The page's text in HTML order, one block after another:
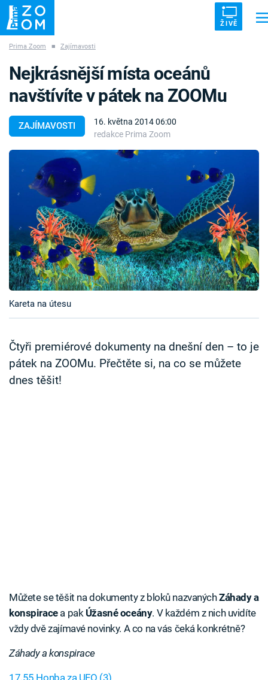
ŽIVĚ
VETŘELCI DÁVNOVĚKU
Témata
Témata
Pořady
TV Program
Časopis
Sledujte prima+
Přihlášení
Prima Zoom ■ Zajímavosti
ZAJÍMAVOSTI
16. května 2014 06:00
redakce Prima Zoom
Nejkrásnější místa oceánů
navštívíte v pátek na ZOOMu
Kareta na útesu
Čtyři premiérové dokumenty na dnešní den – to je
pátek na ZOOMu. Přečtěte si, na co se můžete
dnes těšit!
Můžete se těšit na dokumenty z bloků nazvanýchZáhady a
konspiracea pak Úžasné oceány. V každém z nich uvidíte
vždy dvě zajímavé novinky. A co na vás čeká konkrétně?
Záhady a konspirace